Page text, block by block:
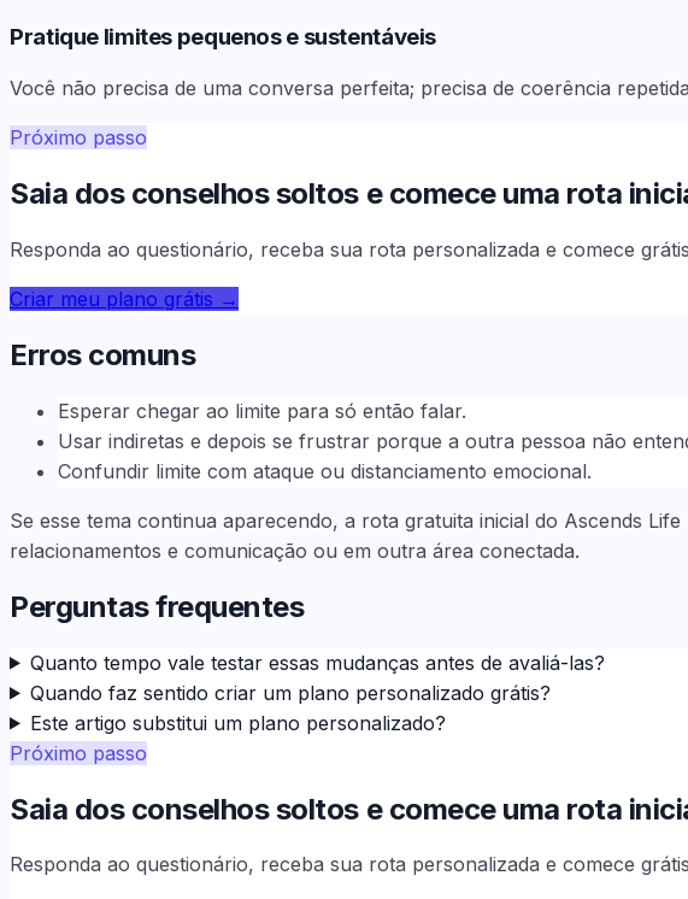
Pratique limites pequenos e sustentáveis
Você não precisa de uma conversa perfeita; precisa de coerência
Próximo passo
Saia dos conselhos soltos e comece uma rota
Responda ao questionário, receba sua rota personalizada e comece
Criar meu plano grátis →
Erros comuns
Esperar chegar ao limite para só então falar.
Usar indiretas e depois se frustrar porque a outra pessoa não
Confundir limite com ataque ou distanciamento emocional.
Se esse tema continua aparecendo, a rota gratuita inicial do Ascends
relacionamentos e comunicação ou em outra área conectada.
Perguntas frequentes
Quanto tempo vale testar essas mudanças antes de avaliá-las?
Quando faz sentido criar um plano personalizado grátis?
Este artigo substitui um plano personalizado?
Próximo passo
Saia dos conselhos soltos e comece uma rota
Responda ao questionário, receba sua rota personalizada e comece